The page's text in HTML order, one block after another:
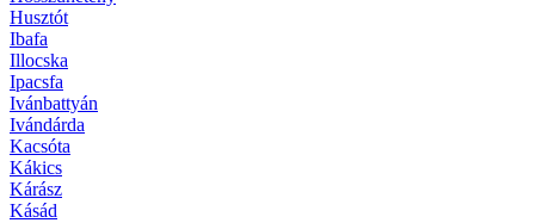
Husztót
Ibafa
Illocska
Ipacsfa
Ivánbattyán
Ivándárda
Kacsóta
Kákics
Kárász
Kásád